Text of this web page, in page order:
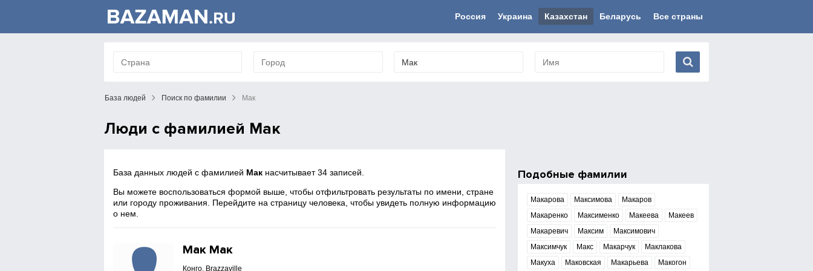
Россия Украина Казахстан Беларусь Все страны
База людей Поиск по фамилии Мак
Люди с фамилией Мак
База данных людей с фамилией Мак насчитывает 34 записей.
Вы можете воспользоваться формой выше, чтобы отфильтровать результаты по имени, стране
или городу проживания. Перейдите на страницу человека, чтобы увидеть полную информацию
о нем.
Мак Мак
Конго, Brazzaville
Подобные фамилии
Макарова Максимова
Макаров
Макаренко
Максименко Макеева
Макеев
Макаревич
Максим
Максимович
Максимчук
Макс Макарчук
Маклакова
Макуха
Маковская Макарьева
Макогон